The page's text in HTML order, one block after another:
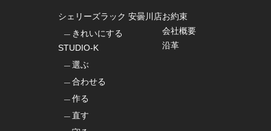
シェリーズラック 安曇川店
きれいにする
STUDIO-K
選ぶ
合わせる
作る
直す
お約束
会社概要
沿革